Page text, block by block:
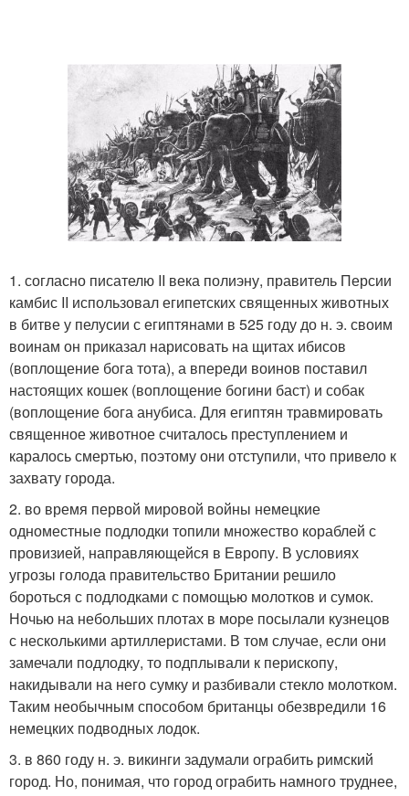
1. согласно писателю II века полиэну, правитель Персии
камбис II использовал египетских священных животных
в битве у пелусии с египтянами в 525 году до н. э. своим
воинам он приказал нарисовать на щитах ибисов
(воплощение бога тота), а впереди воинов поставил
настоящих кошек (воплощение богини баст) и собак
(воплощение бога анубиса. Для египтян травмировать
священное животное считалось преступлением и
каралось смертью, поэтому они отступили, что привело к
захвату города.
2. во время первой мировой войны немецкие
одноместные подлодки топили множество кораблей с
провизией, направляющейся в Европу. В условиях
угрозы голода правительство Британии решило
бороться с подлодками с помощью молотков и сумок.
Ночью на небольших плотах в море посылали кузнецов
с несколькими артиллеристами. В том случае, если они
замечали подлодку, то подплывали к перископу,
накидывали на него сумку и разбивали стекло молотком.
Таким необычным способом британцы обезвредили 16
немецких подводных лодок.
3. в 860 году н. э. викинги задумали ограбить римский
город. Но, понимая, что город ограбить намного труднее,